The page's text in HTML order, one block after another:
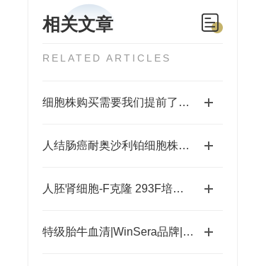
相关文章
RELATED ARTICLES
细胞株购买需要我们提前了解这些
人结肠癌耐奥沙利铂细胞株HCT8/L培养说明书
人胚肾细胞-F克隆 293F培养说明书
特级胎牛血清|WinSera品牌|品质好